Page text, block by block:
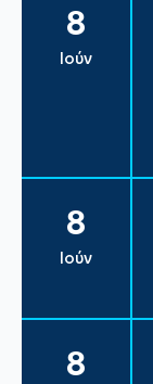
8
Ιούν
8
Ιούν
8